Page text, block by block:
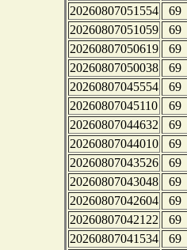
20260807051554
69
20260807051059
69
20260807050619
69
20260807050038
69
20260807045554
69
20260807045110
69
20260807044632
69
20260807044010
69
20260807043526
69
20260807043048
69
20260807042604
69
20260807042122
69
20260807041534
69